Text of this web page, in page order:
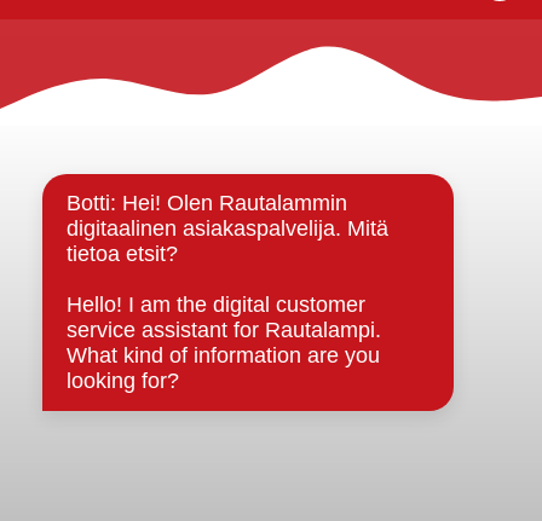
Rautalammin kunta
Strategiat, ohjelmat, ohjeet, suunnitelmat, säännöt ja
sopimukset
Asiakirjajulkisuuskuvaus
Evästeet
Saavutettavuusseloste
Tietosuoja
Tietosuojaselosteet